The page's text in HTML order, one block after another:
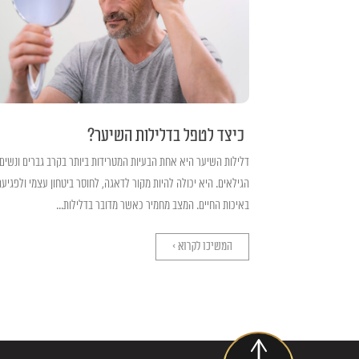
כיצד לטפל בדלילות השיער?
דלילות השיער היא אחת הבעיות המטרידות ביותר בקרב גברים
הגילאים. היא יכולה להיות מקור לדאגה, לחוסר ביטחון עצמי
באיכות החיים. המצב מחמיר כאשר מדובר בדלילות...
המשיכו לקרוא >